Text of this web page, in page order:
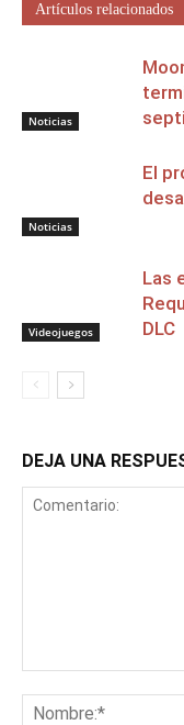
Artículos relacionados
Noticias
Noticias
El
Videojuegos
Las
DLC
DEJA UNA